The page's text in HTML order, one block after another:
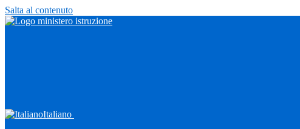
Salta al contenuto
Italiano